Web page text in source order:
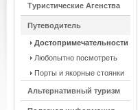
Туристические Агенства
Путеводитель
Достопримечательности
Любопытно посмотреть
Порты и якорные стоянки
Альтернативный туризм